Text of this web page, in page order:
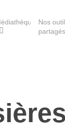
Nos
partagés